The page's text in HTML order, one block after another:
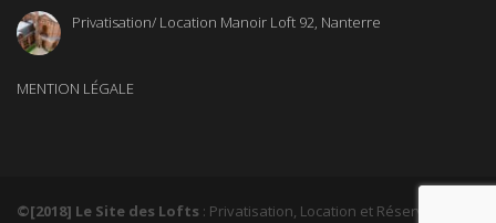
Privatisation/ Location Manoir Loft 92, Nanterre
MENTION LÉGALE
©[2018] Le Site des Lofts : Privatisation, Location et Réservation de